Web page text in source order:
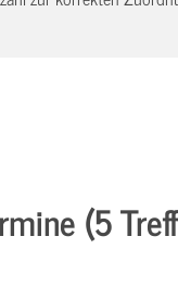
(5